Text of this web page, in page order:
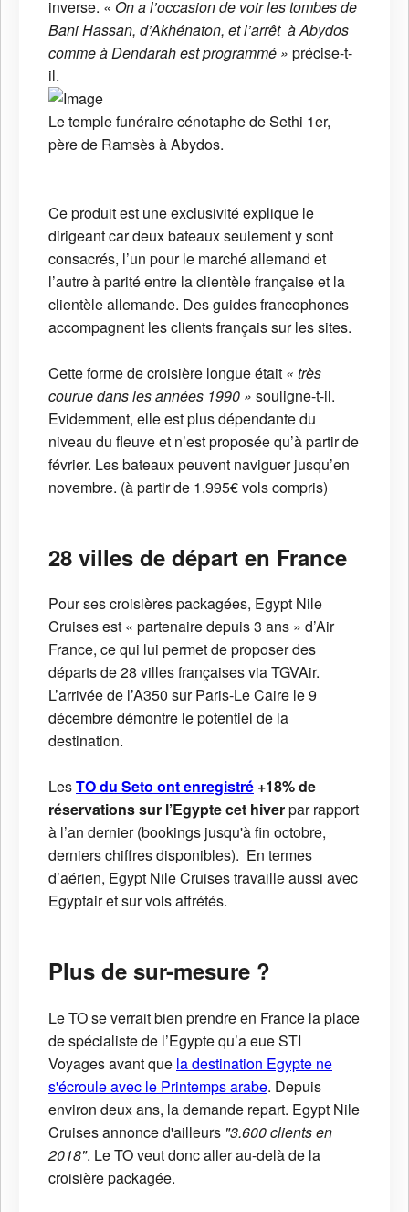
inverse. « On a l’occasion de voir les tombes de
Bani Hassan, d’Akhénaton, et l’arrêt à Abydos
comme à Dendarah est programmé » précise-t-
il.
Le temple funéraire cénotaphe de Sethi 1er,
père de Ramsès à Abydos.
Ce produit est une exclusivité explique le
dirigeant car deux bateaux seulement y sont
consacrés, l’un pour le marché allemand et
l’autre à parité entre la clientèle française et la
clientèle allemande. Des guides francophones
accompagnent les clients français sur les sites.
Cette forme de croisière longue était « très
courue dans les années 1990 » souligne-t-il.
Evidemment, elle est plus dépendante du
niveau du fleuve et n’est proposée qu’à partir de
février. Les bateaux peuvent naviguer jusqu’en
novembre. (à partir de 1.995€ vols compris)
28 villes de départ en France
Pour ses croisières packagées, Egypt Nile
Cruises est « partenaire depuis 3 ans » d’Air
France, ce qui lui permet de proposer des
départs de 28 villes françaises via TGVAir.
L’arrivée de l’A350 sur Paris-Le Caire le 9
décembre démontre le potentiel de la
destination.
LesTO du Seto ont enregistré +18% de
réservations sur l’Egypte cet hiverpar rapport
à l’an dernier (bookings jusqu'à fin octobre,
derniers chiffres disponibles). En termes
d’aérien, Egypt Nile Cruises travaille aussi avec
Egyptair et sur vols affrétés.
Plus de sur-mesure ?
Le TO se verrait bien prendre en France la place
de spécialiste de l’Egypte qu’a eue STI
Voyages avant que la destination Egypte ne
s'écroule avec le Printemps arabe. Depuis
environ deux ans, la demande repart. Egypt Nile
Cruises annonce d'ailleurs "3.600 clients en
2018". Le TO veut donc aller au-delà de la
croisière packagée.